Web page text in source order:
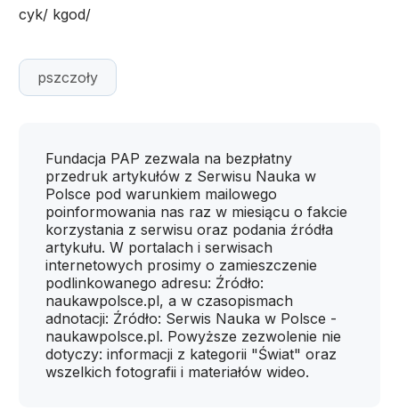
cyk/ kgod/
pszczoły
Fundacja PAP zezwala na bezpłatny
przedruk artykułów z Serwisu Nauka w
Polsce pod warunkiem mailowego
poinformowania nas raz w miesiącu o fakcie
korzystania z serwisu oraz podania źródła
artykułu. W portalach i serwisach
internetowych prosimy o zamieszczenie
podlinkowanego adresu: Źródło:
naukawpolsce.pl, a w czasopismach
adnotacji: Źródło: Serwis Nauka w Polsce -
naukawpolsce.pl. Powyższe zezwolenie nie
dotyczy: informacji z kategorii "Świat" oraz
wszelkich fotografii i materiałów wideo.